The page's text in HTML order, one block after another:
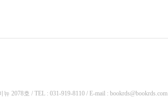
2078호 / TEL : 031-919-8110 / E-mail : bookrds@bookrds.com